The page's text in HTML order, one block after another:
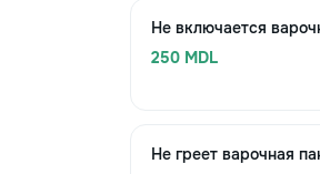
Не включается
250 MDL
Не греет варочная